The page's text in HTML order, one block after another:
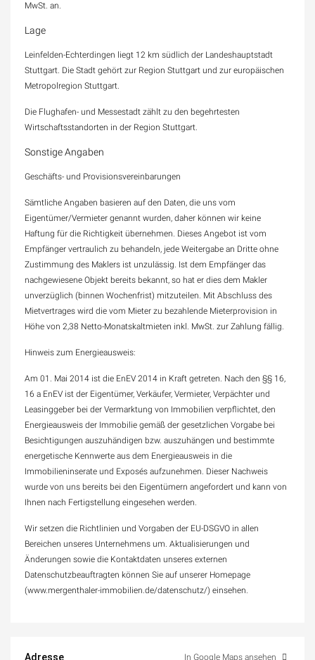
MwSt. an.
Lage
Leinfelden-Echterdingen liegt 12 km südlich der Landeshauptstadt
Stuttgart. Die Stadt gehört zur Region Stuttgart und zur europäischen
Metropolregion Stuttgart.
Die Flughafen- und Messestadt zählt zu den begehrtesten
Wirtschaftsstandorten in der Region Stuttgart.
Sonstige Angaben
Geschäfts- und Provisionsvereinbarungen
Sämtliche Angaben basieren auf den Daten, die uns vom
Eigentümer/Vermieter genannt wurden, daher können wir keine
Haftung für die Richtigkeit übernehmen. Dieses Angebot ist vom
Empfänger vertraulich zu behandeln, jede Weitergabe an Dritte ohne
Zustimmung des Maklers ist unzulässig. Ist dem Empfänger das
nachgewiesene Objekt bereits bekannt, so hat er dies dem Makler
unverzüglich (binnen Wochenfrist) mitzuteilen. Mit Abschluss des
Mietvertrages wird die vom Mieter zu bezahlende Mieterprovision in
Höhe von 2,38 Netto-Monatskaltmieten inkl. MwSt. zur Zahlung fällig.
Hinweis zum Energieausweis:
Am 01. Mai 2014 ist die EnEV 2014 in Kraft getreten. Nach den §§ 16,
16 a EnEV ist der Eigentümer, Verkäufer, Vermieter, Verpächter und
Leasinggeber bei der Vermarktung von Immobilien verpflichtet, den
Energieausweis der Immobilie gemäß der gesetzlichen Vorgabe bei
Besichtigungen auszuhändigen bzw. auszuhängen und bestimmte
energetische Kennwerte aus dem Energieausweis in die
Immobilieninserate und Exposés aufzunehmen. Dieser Nachweis
wurde von uns bereits bei den Eigentümern angefordert und kann von
Ihnen nach Fertigstellung eingesehen werden.
Wir setzen die Richtlinien und Vorgaben der EU-DSGVO in allen
Bereichen unseres Unternehmens um. Aktualisierungen und
Änderungen sowie die Kontaktdaten unseres externen
Datenschutzbeauftragten können Sie auf unserer Homepage
(www.mergenthaler-immobilien.de/datenschutz/) einsehen.
Adresse In Google Maps ansehen